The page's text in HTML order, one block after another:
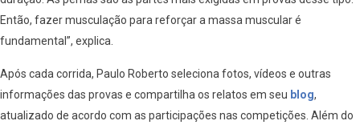
Então, fazer musculação para reforçar a massa muscular é
fundamental”, explica.
Após cada corrida, Paulo Roberto seleciona fotos, vídeos e outras
informações das provas e compartilha os relatos em seu blog,
atualizado de acordo com as participações nas competições. Além do